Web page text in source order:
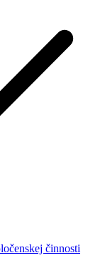
činnosti